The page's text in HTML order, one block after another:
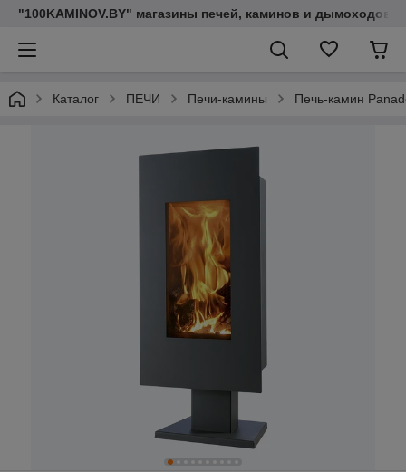
"100KAMINOV.BY" магазины печей, каминов и дымоходов
Каталог ПЕЧИ Печи-камины Печь-камин